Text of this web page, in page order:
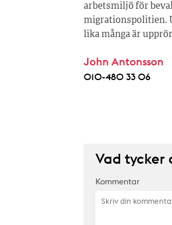
arbetsmiljö för
migrationspolitien.
lika många är
John Antonsson
010-480 33 06
Vad tycker
Kommentar